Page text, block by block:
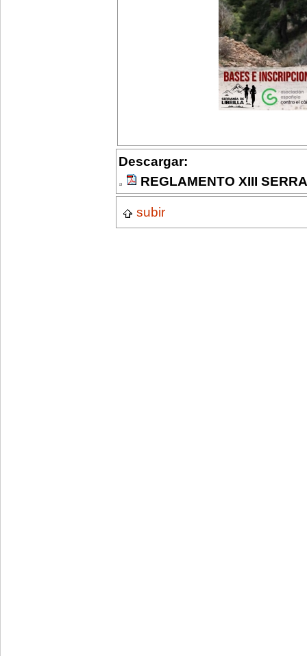
Descargar:
REGLAMENTO XIII
subir